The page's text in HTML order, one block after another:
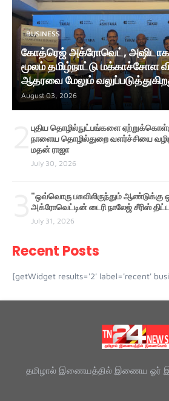
BUSINESS
கோத்ரெஜ் அக்ரோவெட்,
மூலம் தமிழ்நாட்டு மக்காச்சோள
ஆதரவை மேலும்
August 03, 2026
புதிய தொழில்நுட்பங்களை
நாளைய தொழில்துறை வளர்ச்சியை
மதன் ராஜா
July 30, 2026
"ஒவ்வொரு பசுவிலிருந்தும்
அக்ரோவெட்டின் டைரி நாலேஜ் சீரிஸ்
July 31, 2026
Recent Posts
[getWidget results='2' label='recent'
தமிழால் இணையத்தில் இணைய ஓர்